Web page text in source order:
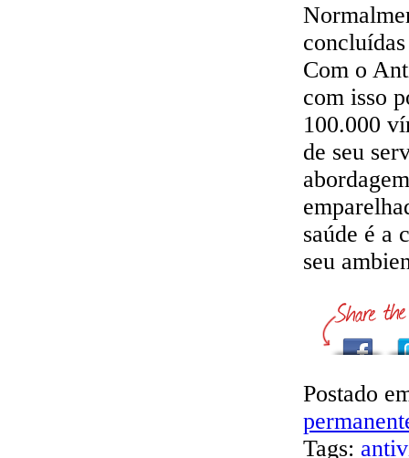
Com o
com isso
100.000
de seu
saúde é a
seu
Postado
Tags: